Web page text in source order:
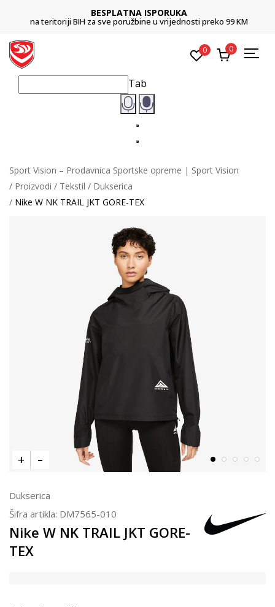
BESPLATNA ISPORUKA
na teritoriji BIH za sve poružbine u vrijednosti preko 99 KM
0 0
Tab
Sport Vision – Prodavnica Sportske opreme | Sport Vision
Proizvodi
Tekstil
Dukserica
Nike W NK TRAIL JKT GORE-TEX
Dukserica
Šifra artikla: DM7565-010
Nike W NK TRAIL JKT GORE-
TEX